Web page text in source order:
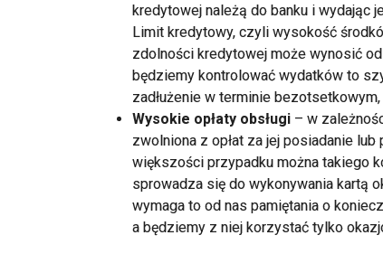
kredytowej należą do banku i wydając
Limit kredytowy, czyli wysokość
zdolności kredytowej może wynosić
będziemy kontrolować wydatków to
zadłużenie w terminie
Wysokie opłaty obsługi – w
zwolniona z opłat za jej posiadanie
większości przypadku można takiego
sprowadza się do wykonywania kartą
wymaga to od nas pamiętania o
a będziemy z niej korzystać tylko